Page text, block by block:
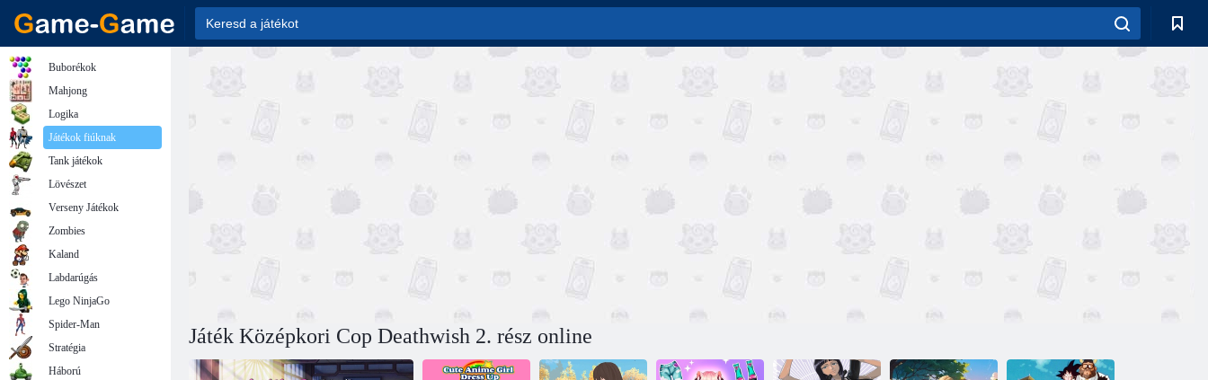
Játék Középkori Cop Deathwish 2. rész online
Buborékok
Mahjong
Logika
Játékok fiúknak
Tank játékok
Lövészet
Verseny Játékok
Zombies
Kaland
Labdarúgás
Lego NinjaGo
Spider-Man
Stratégia
Háború